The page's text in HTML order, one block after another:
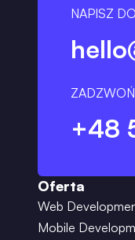
NAPISZ
ZADZWOŃ
+48
Oferta
Web
Mobile